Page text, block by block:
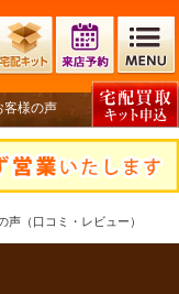
客様の声
（口コミ・レビュー）